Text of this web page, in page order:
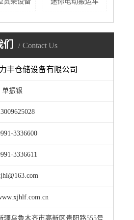
Contact Us
丰仓储设备有限公司
单振银
3336600
3336611
疆乌鲁木齐市高新区贵阳路555号